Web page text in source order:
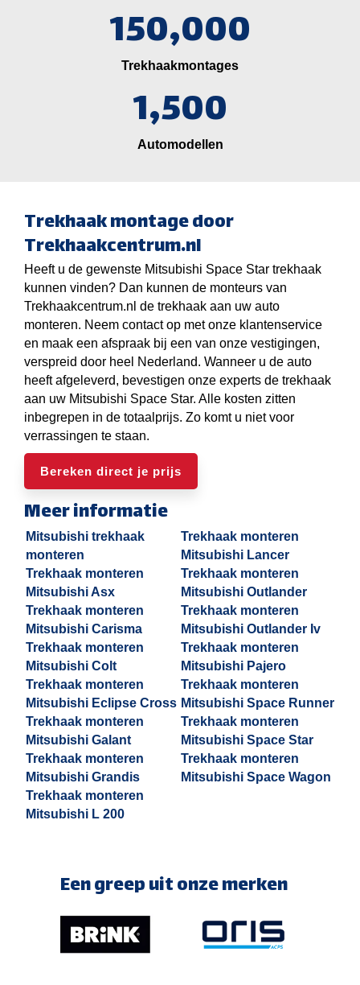
150,000
Trekhaakmontages
1,500
Automodellen
Trekhaak montage door
Trekhaakcentrum.nl
Heeft u de gewenste Mitsubishi Space Star trekhaak
kunnen vinden? Dan kunnen de monteurs van
Trekhaakcentrum.nl de trekhaak aan uw auto
monteren. Neem contact op met onze klantenservice
en maak een afspraak bij een van onze vestigingen,
verspreid door heel Nederland. Wanneer u de auto
heeft afgeleverd, bevestigen onze experts de trekhaak
aan uw Mitsubishi Space Star. Alle kosten zitten
inbegrepen in de totaalprijs. Zo komt u niet voor
verrassingen te staan.
Bereken direct je prijs
Meer informatie
Mitsubishi trekhaak
monteren
Trekhaak monteren
Mitsubishi Asx
Trekhaak monteren
Mitsubishi Carisma
Trekhaak monteren
Mitsubishi Colt
Trekhaak monteren
Mitsubishi Eclipse Cross
Trekhaak monteren
Mitsubishi Galant
Trekhaak monteren
Mitsubishi Grandis
Trekhaak monteren
Mitsubishi L 200
Trekhaak monteren
Mitsubishi Lancer
Trekhaak monteren
Mitsubishi Outlander
Trekhaak monteren
Mitsubishi Outlander Iv
Trekhaak monteren
Mitsubishi Pajero
Trekhaak monteren
Mitsubishi Space Runner
Trekhaak monteren
Mitsubishi Space Star
Trekhaak monteren
Mitsubishi Space Wagon
Een greep uit onze merken